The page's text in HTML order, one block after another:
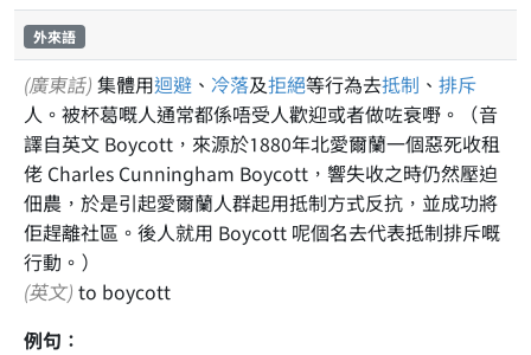
外來語
(廣東話) 集體用迴避 、 冷落及拒絕等行為去抵制 、 排斥
人。被杯葛嘅人通常都係唔受人歡迎或者做咗衰嘢。（音
譯自英文 Boycott，來源於1880年北愛爾蘭一個惡死收租
佬 Charles Cunningham Boycott，響失收之時仍然壓迫
佃農，於是引起愛爾蘭人群起用抵制方式反抗，並成功將
佢趕離社區。後人就用 Boycott 呢個名去代表抵制排斥嘅
行動。）
(英文) to boycott
例句：